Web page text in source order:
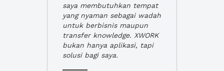
saya membutuhkan tempat
yang nyaman sebagai wadah
untuk berbisnis maupun
transfer knowledge. XWORK
bukan hanya aplikasi, tapi
solusi bagi saya.